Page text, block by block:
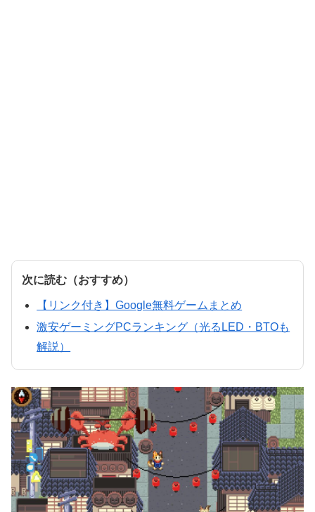
次に読む（おすすめ）
【リンク付き】Google無料ゲームまとめ
激安ゲーミングPCランキング（光るLED・BTOも
解説）